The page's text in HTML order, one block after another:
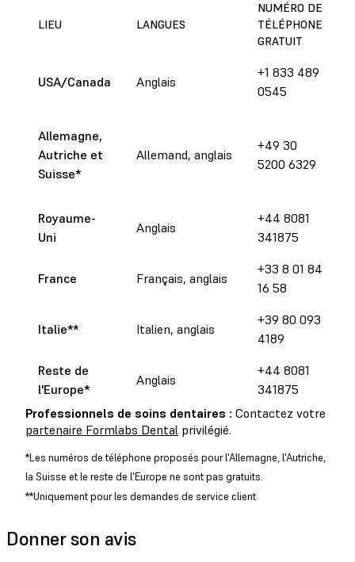
LIEU LANGUES
NUMÉRO DE
TÉLÉPHONE
GRATUIT
USA/Canada Anglais
+1 833 489
0545
Allemagne,
Autriche et
Suisse*
Allemand, anglais
+49 30
5200 6329
Royaume-
Uni
Anglais
+44 8081
341875
France Français, anglais
+33 8 01 84
16 58
Italie** Italien, anglais
+39 80 093
4189
Reste de
l'Europe*
Anglais
+44 8081
341875
Professionnels de soins dentaires : Contactez votre
partenaire Formlabs Dental privilégié.
*Les numéros de téléphone proposés pour l'Allemagne, l'Autriche,
la Suisse et le reste de l'Europe ne sont pas gratuits.
**Uniquement pour les demandes de service client.
Donner son avis